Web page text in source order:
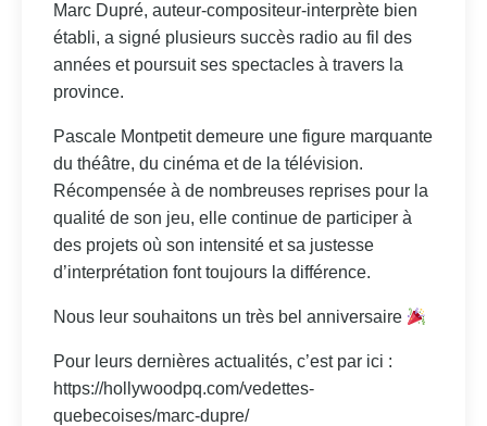
Marc Dupré, auteur-compositeur-interprète bien
établi, a signé plusieurs succès radio au fil des
années et poursuit ses spectacles à travers la
province.
Pascale Montpetit demeure une figure marquante
du théâtre, du cinéma et de la télévision.
Récompensée à de nombreuses reprises pour la
qualité de son jeu, elle continue de participer à
des projets où son intensité et sa justesse
d’interprétation font toujours la différence.
Nous leur souhaitons un très bel anniversaire
Pour leurs dernières actualités, c’est par ici :
https://hollywoodpq.com/vedettes-
quebecoises/marc-dupre/